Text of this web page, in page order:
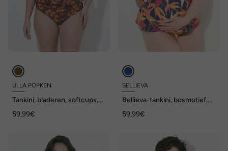
ULLA POPKEN
Tankini, bladeren, softcups,
59,99€
BELLIEVA
Bellieva-tankini, bosmotief,
gerecycled
59,99€